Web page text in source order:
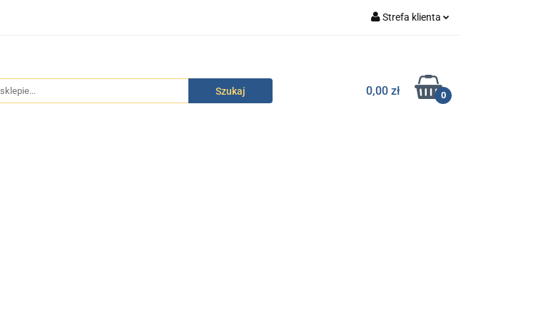
Strefa klienta
Zarejestruj się
Dodaj zgłoszenie
0,00 zł 0